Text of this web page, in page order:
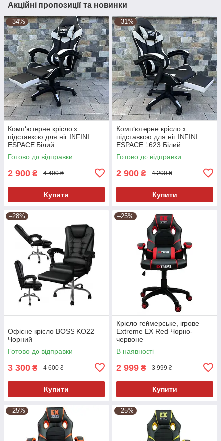
Акційні пропозиції та новинки
–34%
Комп‘ютерне крісло з
підставкою для ніг INFINI
ESPACE Білий
Готово до відправки
2 900 ₴ 4 400 ₴
Купити
–31%
Комп‘ютерне крісло з
підставкою для ніг INFINI
ESPACE 1623 Білий
Готово до відправки
2 900 ₴ 4 200 ₴
Купити
–28%
Офісне крісло BOSS KO22
Чорний
Готово до відправки
3 300 ₴ 4 600 ₴
Купити
–25%
Крісло геймерське, ігрове
Extreme EX Red Чорно-
червоне
В наявності
2 999 ₴ 3 999 ₴
Купити
–25% –25%